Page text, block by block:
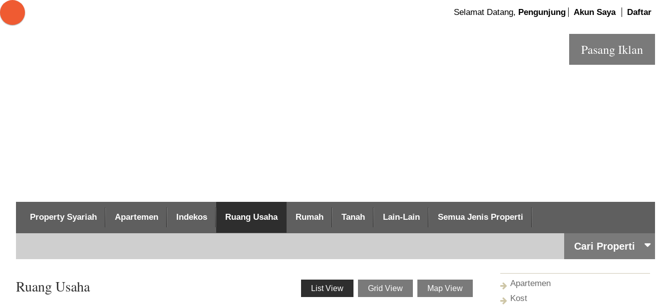
Selamat Datang, Pengunjung Akun Saya Daftar
Pasang Iklan
Property Syariah Apartemen Indekos Ruang Usaha Rumah Tanah Lain-Lain Semua Jenis Properti
Cari Properti
Ruang Usaha List View Grid View Map View
Apartemen
Kost